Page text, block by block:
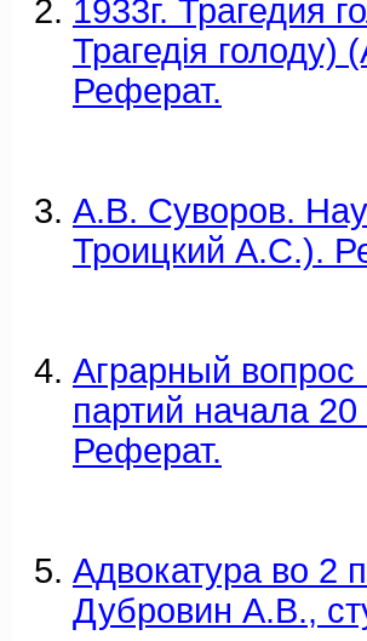
1933г. Трагедия
Трагедія голоду)
Реферат.
А.В. Суворов.
Троицкий А.С.).
Аграрный вопрос
партий начала
Реферат.
Адвокатура во 2
Дубровин А.В.,